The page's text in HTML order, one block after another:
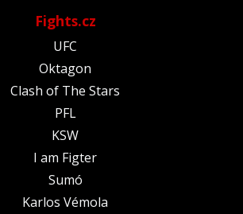
Fights.cz
UFC
Oktagon
Clash of The Stars
PFL
KSW
I am Figter
Sumó
Karlos Vémola